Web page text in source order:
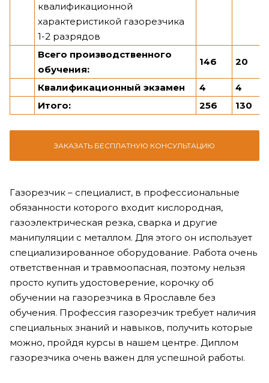
квалификационной
характеристикой газорезчика
1-2 разрядов
Всего производственного
обучения:
146 20
Квалификационный экзамен 4
4
Итого:
256 130
ЗАКАЗАТЬ БЕСПЛАТНУЮ КОНСУЛЬТАЦИЮ
Газорезчик – специалист, в профессиональные
обязанности которого входит кислородная,
газоэлектрическая резка, сварка и другие
манипуляции с металлом. Для этого он использует
специализированное оборудование. Работа очень
ответственная и травмоопасная, поэтому нельзя
просто купить удостоверение, корочку об
обучении на газорезчика в Ярославле без
обучения. Профессия газорезчик требует наличия
специальных знаний и навыков, получить которые
можно, пройдя курсы в нашем центре. Диплом
газорезчика очень важен для успешной работы.